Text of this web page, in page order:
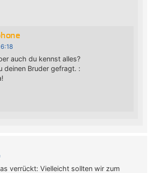
auch du kennst alles?
deinen Bruder gefragt. :
verrückt: Vielleicht sollten wir zum